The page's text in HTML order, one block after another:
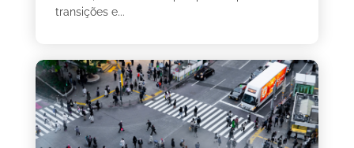
transições e...